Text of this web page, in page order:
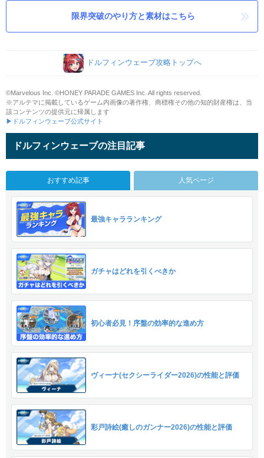
限界突破のやり方と素材はこちら
ドルフィンウェーブ攻略トップへ
©Marvelous Inc. ©HONEY PARADE GAMES Inc. All rights reserved.
※アルテマに掲載しているゲーム内画像の著作権、商標権その他の知的財産権は、当
該コンテンツの提供元に帰属します
▶ドルフィンウェーブ公式サイト
ドルフィンウェーブの注目記事
おすすめ記事 人気ページ
最強キャラランキング
ガチャはどれを引くべきか
初心者必見！序盤の効率的な進め方
ヴィーナ(セクシーライダー2026)の性能と評価
彩戸詩絵(癒しのガンナー2026)の性能と評価